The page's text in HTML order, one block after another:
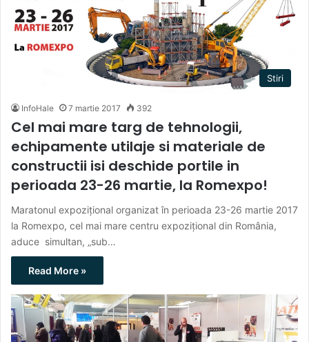
Stiri
InfoHale 7 martie 2017 392
Cel mai mare targ de tehnologii,
echipamente utilaje si materiale de
constructii isi deschide portile in
perioada 23-26 martie, la Romexpo!
Maratonul expozițional organizat în perioada 23-26 martie 2017
la Romexpo, cel mai mare centru expozițional din România,
aduce simultan, „sub…
Read More »